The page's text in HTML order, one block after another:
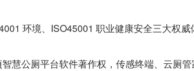
环境、ISO45001 职业健康安全三大权威
慧公厕平台软件著作权，传感终端、云厕